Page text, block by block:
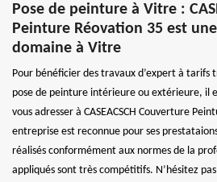
Pose de peinture à Vitre :
Peinture Réovation 35 est
domaine à Vitre
Pour bénéficier des travaux d’expert à tarifs
pose de peinture intérieure ou extérieure, il
vous adresser à CASEACSCH Couverture
entreprise est reconnue pour ses
réalisés conformément aux normes de la
appliqués sont très compétitifs. N’hésitez